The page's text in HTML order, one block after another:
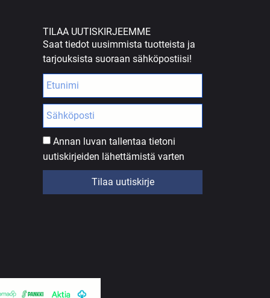
TILAA UUTISKIRJEEMME
Saat tiedot uusimmista tuotteista ja
tarjouksista suoraan sähköpostiisi!
Annan luvan tallentaa tietoni
uutiskirjeiden lähettämistä varten
Tilaa uutiskirje